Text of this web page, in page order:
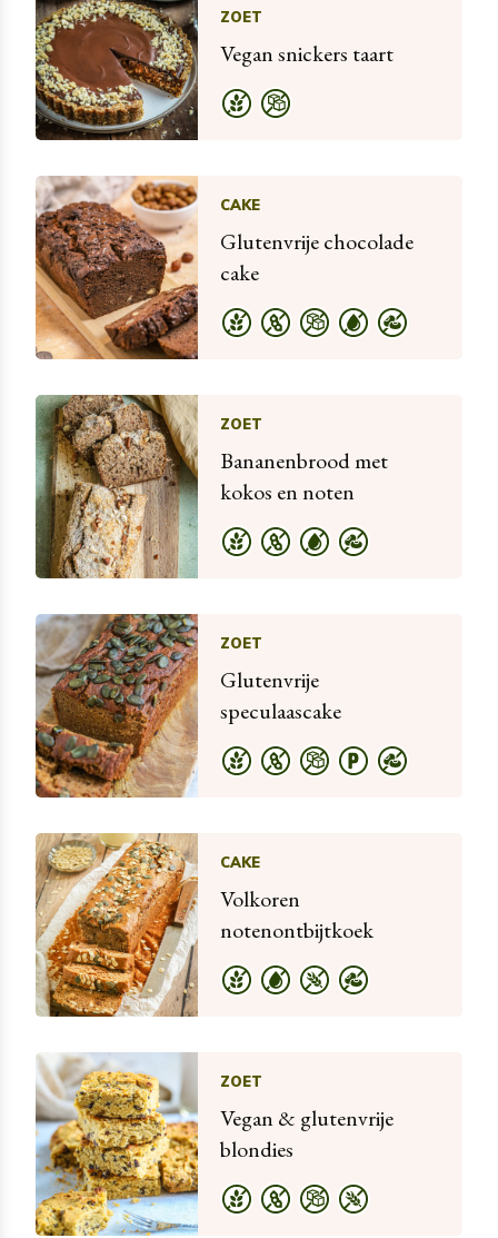
ZOET
Vegan snickers taart
CAKE
Glutenvrije chocolade
cake
ZOET
Bananenbrood met
kokos en noten
ZOET
Glutenvrije
speculaascake
CAKE
Volkoren
notenontbijtkoek
ZOET
Vegan & glutenvrije
blondies